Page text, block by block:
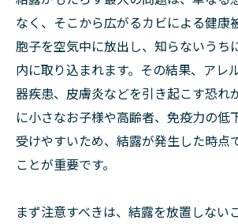
なく、そこから広がるカビによる健康
胞子を空気中に放出し、知らないうち
内に取り込まれます。その結果、アレ
器疾患、皮膚炎などを引き起こす恐れ
に小さなお子様や高齢者、免疫力の低
受けやすいため、結露が発生した時点
ことが重要です。
まず注意すべきは、結露を放置しない